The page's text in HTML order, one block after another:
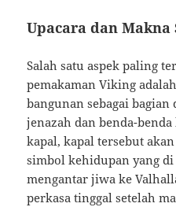
Upacara dan Makna
Salah satu aspek paling
pemakaman Viking
bangunan sebagai bagian
jenazah dan benda-
kapal, kapal tersebut
simbol kehidupan yang
mengantar jiwa ke
perkasa tinggal setelah